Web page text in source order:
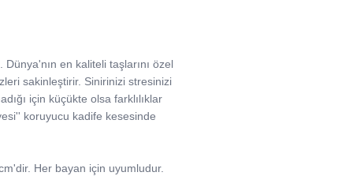
en kaliteli taşlarını özel
sakinleştirir. Sinirinizi stresinizi
için küçükte olsa farklılıklar
koruyucu kadife kesesinde
Her bayan için uyumludur.